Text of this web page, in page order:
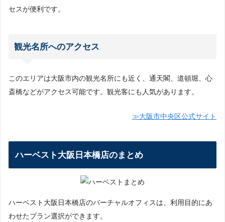
セスが便利です。
観光名所へのアクセス
このエリアは大阪市内の観光名所にも近く、通天閣、道頓堀、心
斎橋などがアクセス可能です。観光客にも人気があります。
≫大阪市中央区公式サイト
ハーベスト大阪日本橋店のまとめ
ハーベスト大阪日本橋店のバーチャルオフィスは、利用目的にあ
わせたプラン選択ができます。